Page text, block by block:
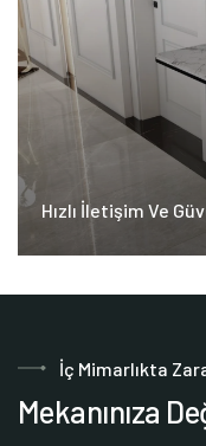
Hızlı İletişim Ve
İç Mimarlıkta
Mekanınıza De